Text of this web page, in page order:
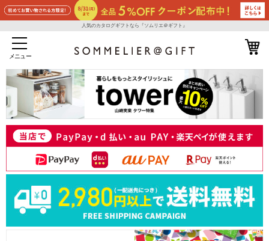
人気のカタログギフトなら『ソムリエ＠ギフト』
メニュー